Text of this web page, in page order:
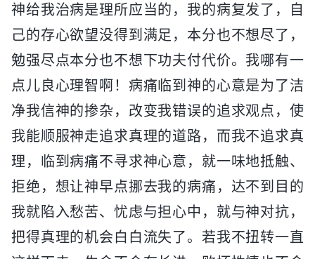
神给我治病是理所应当的，我的病复发了，自
己的存心欲望没得到满足，本分也不想尽了，
勉强尽点本分也不想下功夫付代价。我哪有一
点儿良心理智啊！病痛临到神的心意是为了洁
净我信神的掺杂，改变我错误的追求观点，使
我能顺服神走追求真理的道路，而我不追求真
理，临到病痛不寻求神心意，就一味地抵触、
拒绝，想让神早点挪去我的病痛，达不到目的
我就陷入愁苦、忧虑与担心中，就与神对抗，
把得真理的机会白白流失了。若我不扭转一直